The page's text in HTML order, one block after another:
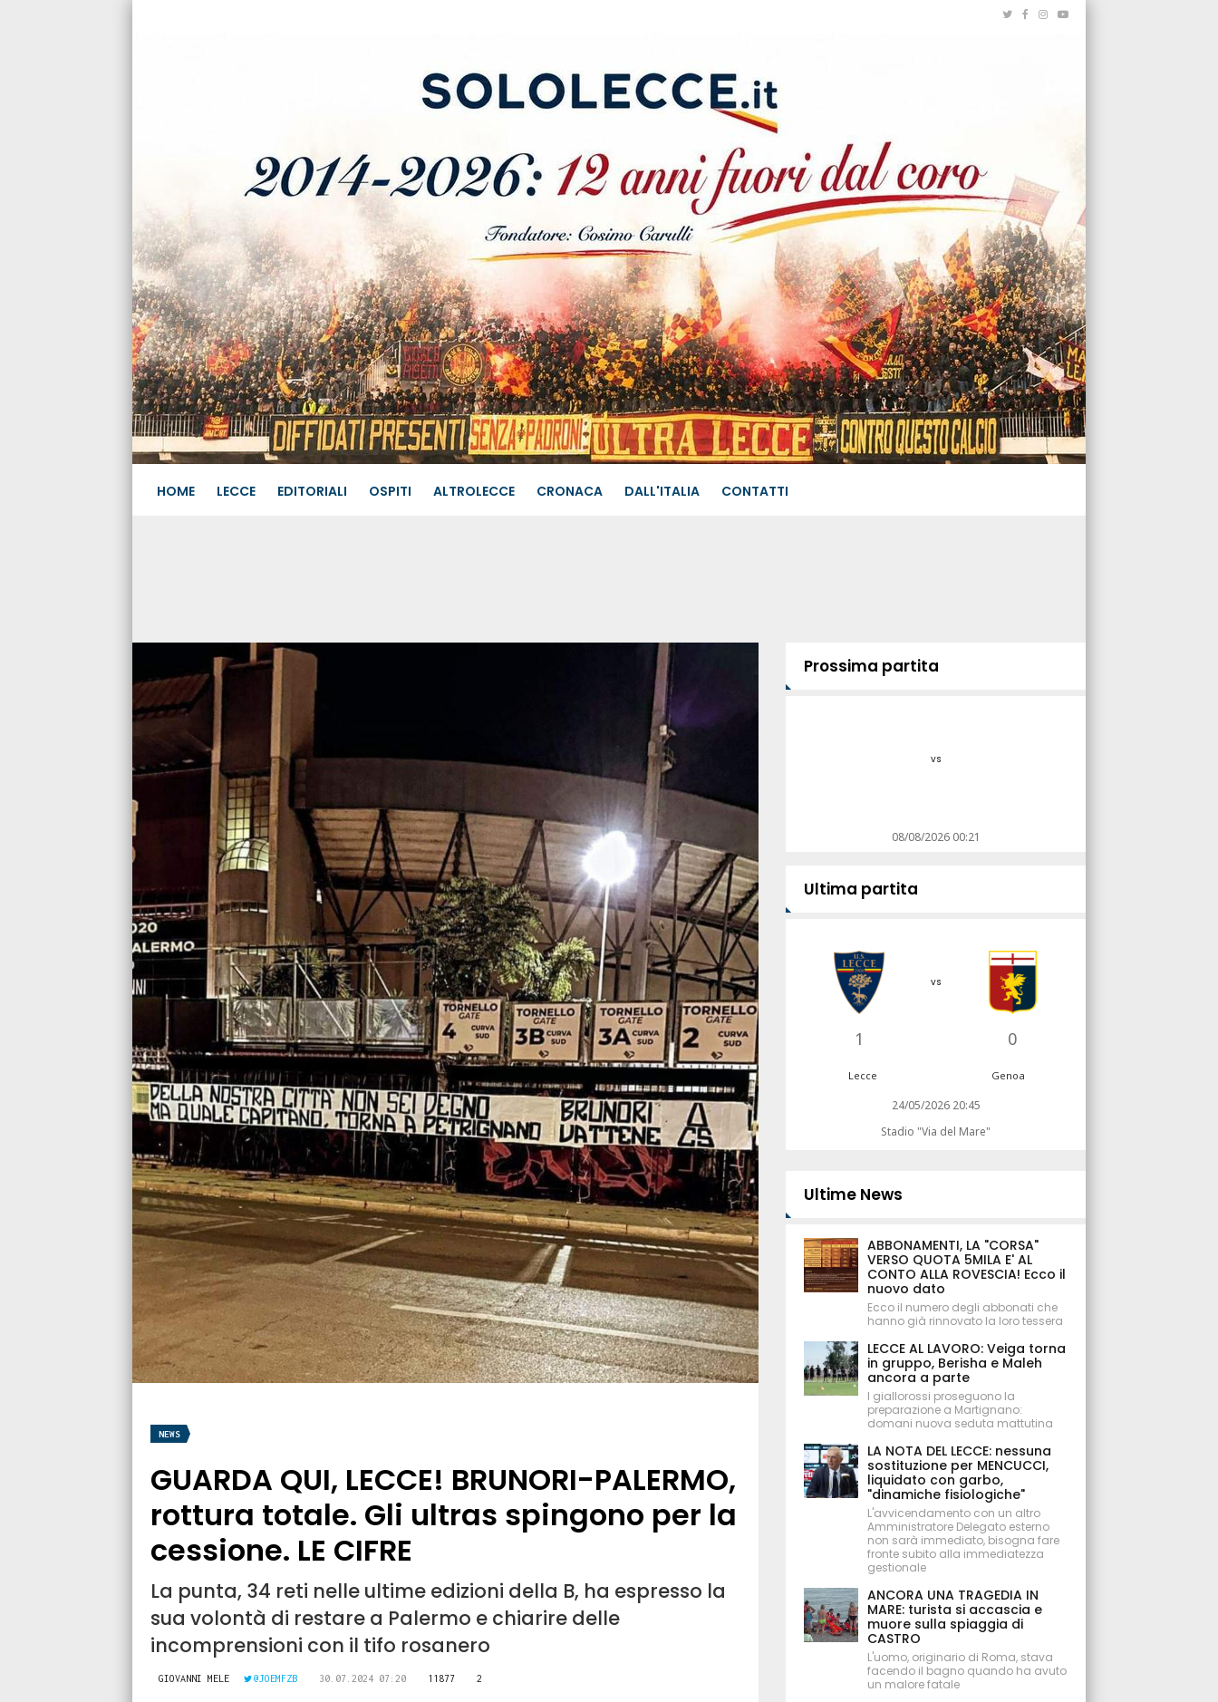
HOME LECCE EDITORIALI OSPITI ALTROLECCE CRONACA DALL'ITALIA CONTATTI
NEWS
GUARDA QUI, LECCE! BRUNORI-PALERMO,
rottura totale. Gli ultras spingono per la
cessione. LE CIFRE
La punta, 34 reti nelle ultime edizioni della B, ha espresso la
sua volontà di restare a Palermo e chiarire delle
incomprensioni con il tifo rosanero
GIOVANNI MELE @JOEMFZB 30.07.2024 07:20 11877 2
Prossima partita
vs
08/08/2026 00:21
Ultima partita
1
vs
0
Lecce Genoa
24/05/2026 20:45
Stadio "Via del Mare"
Ultime News
ABBONAMENTI, LA "CORSA"
VERSO QUOTA 5MILA E' AL
CONTO ALLA ROVESCIA! Ecco il
nuovo dato
Ecco il numero degli abbonati che
hanno già rinnovato la loro tessera
LECCE AL LAVORO: Veiga torna
in gruppo, Berisha e Maleh
ancora a parte
I giallorossi proseguono la
preparazione a Martignano:
domani nuova seduta mattutina
LA NOTA DEL LECCE: nessuna
sostituzione per MENCUCCI,
liquidato con garbo,
"dinamiche fisiologiche"
L'avvicendamento con un altro
Amministratore Delegato esterno
non sarà immediato, bisogna fare
fronte subito alla immediatezza
gestionale
ANCORA UNA TRAGEDIA IN
MARE: turista si accascia e
muore sulla spiaggia di
CASTRO
L'uomo, originario di Roma, stava
facendo il bagno quando ha avuto
un malore fatale